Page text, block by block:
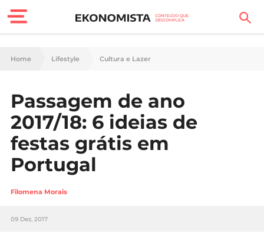
Finanças Pessoais
Carreira
Casa
Lifestyle
Sociedade
Tecnologia
Home Lifestyle Cultura e Lazer
Passagem de ano
2017/18: 6 ideias de
festas grátis em
Portugal
Filomena Morais
09 Dez, 2017